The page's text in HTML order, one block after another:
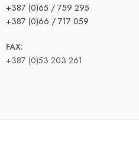
+387 (0)65 / 759 295
+387 (0)66 / 717 059
FAX:
+387 (0)53 203 261